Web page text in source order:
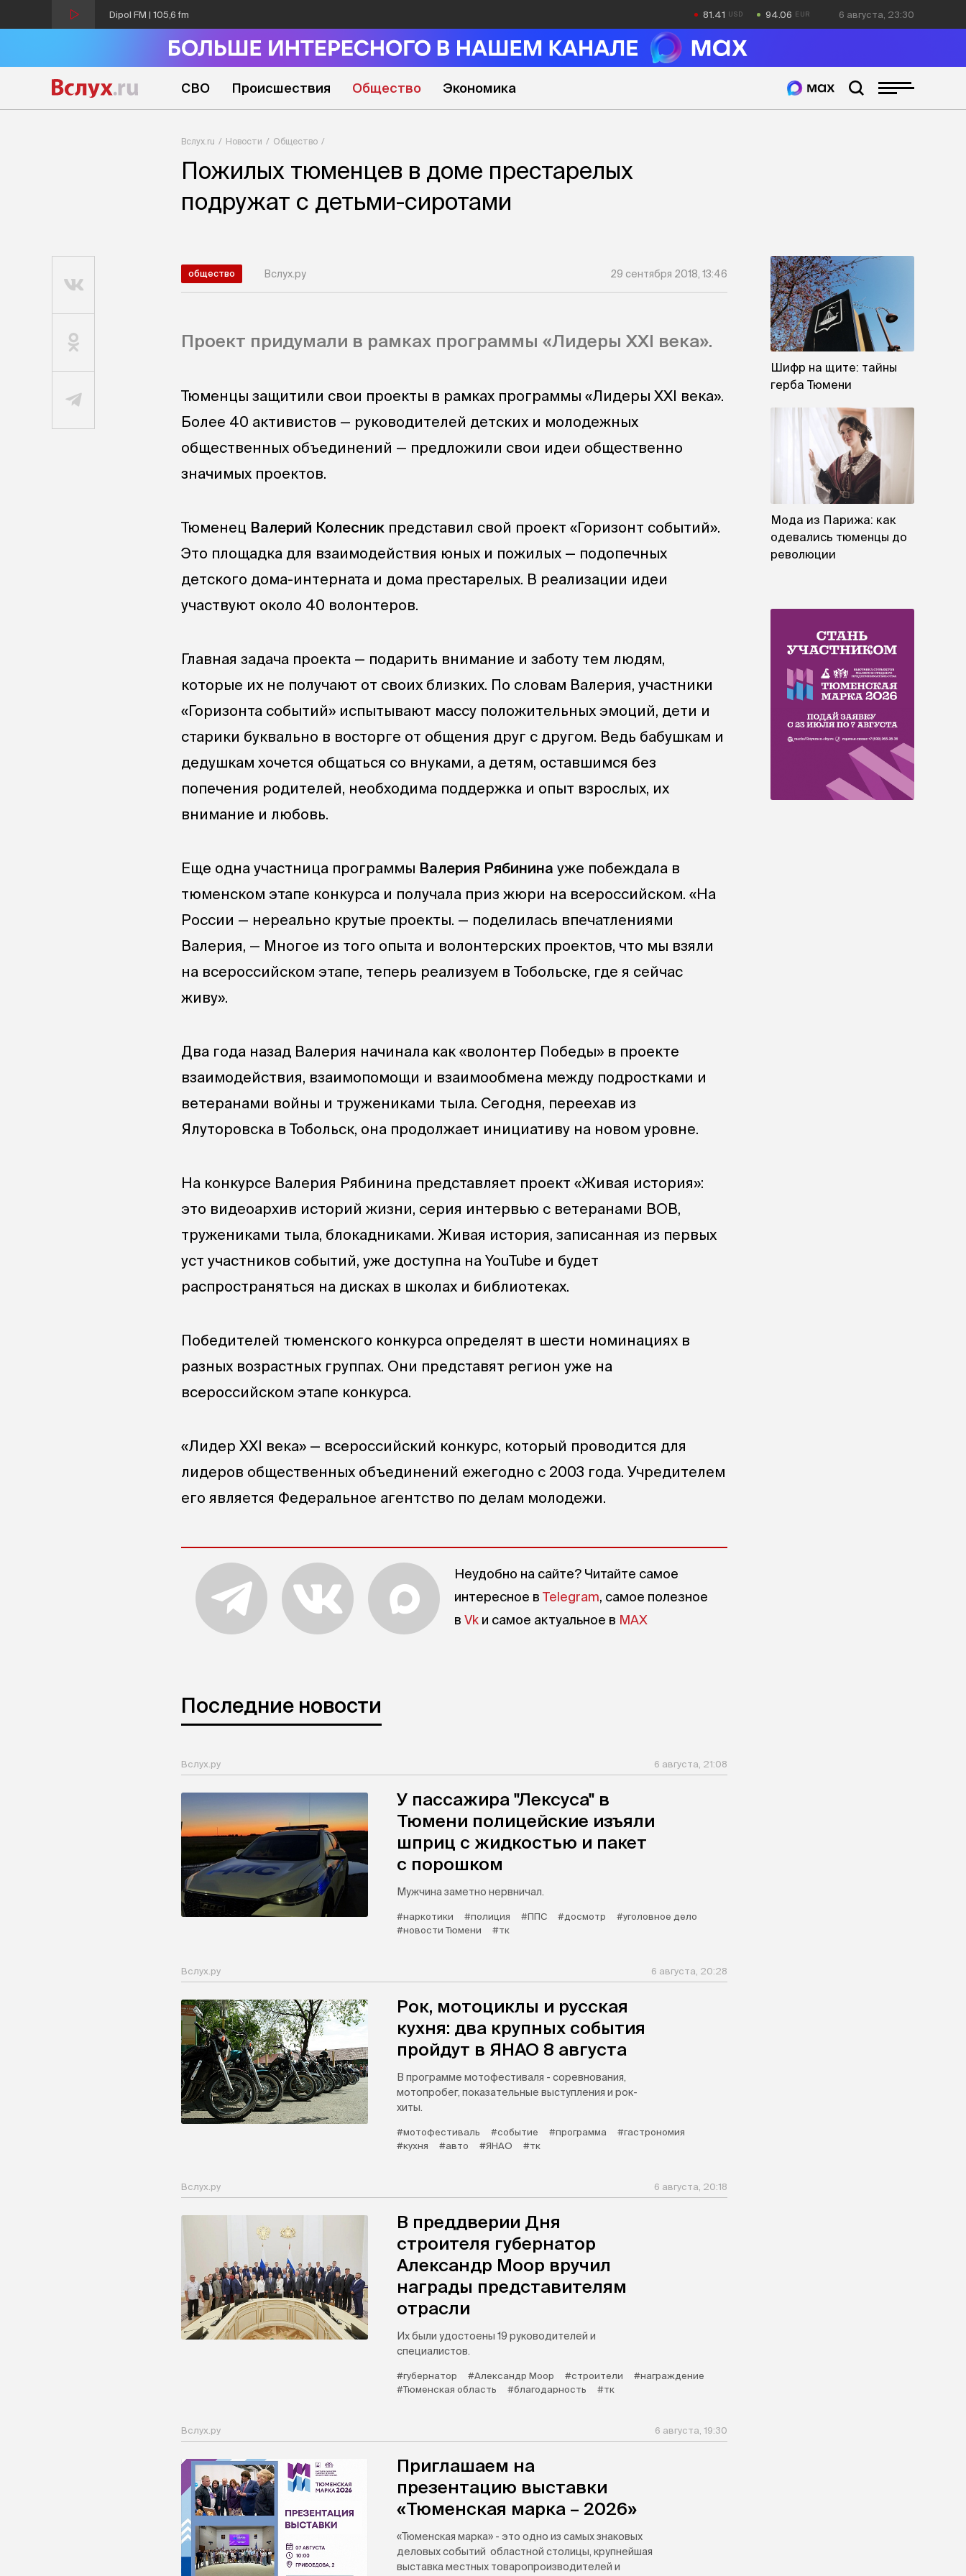
Dipol FM | 105,6 fm 81.41 94.06 6 августа, 23:30
СВО Происшествия Общество Экономика
Вслух.ru Новости Общество
Пожилых тюменцев в доме престарелых
подружат с детьми-сиротами
общество Вслух.ру 29 сентября 2018, 13:46
Проект придумали в рамках программы «Лидеры XXI века».
Тюменцы защитили свои проекты в рамках программы «Лидеры XXI века».
Более 40 активистов — руководителей детских и молодежных
общественных объединений — предложили свои идеи общественно
значимых проектов.
Тюменец Валерий Колесник представил свой проект «Горизонт событий».
Это площадка для взаимодействия юных и пожилых — подопечных
детского дома-интерната и дома престарелых. В реализации идеи
участвуют около 40 волонтеров.
Главная задача проекта — подарить внимание и заботу тем людям,
которые их не получают от своих близких. По словам Валерия, участники
«Горизонта событий» испытывают массу положительных эмоций, дети и
старики буквально в восторге от общения друг с другом. Ведь бабушкам и
дедушкам хочется общаться со внуками, а детям, оставшимся без
попечения родителей, необходима поддержка и опыт взрослых, их
внимание и любовь.
Еще одна участница программы Валерия Рябинина уже побеждала в
тюменском этапе конкурса и получала приз жюри на всероссийском. «На
России — нереально крутые проекты. — поделилась впечатлениями
Валерия, — Многое из того опыта и волонтерских проектов, что мы взяли
на всероссийском этапе, теперь реализуем в Тобольске, где я сейчас
живу».
Два года назад Валерия начинала как «волонтер Победы» в проекте
взаимодействия, взаимопомощи и взаимообмена между подростками и
ветеранами войны и тружениками тыла. Сегодня, переехав из
Ялуторовска в Тобольск, она продолжает инициативу на новом уровне.
На конкурсе Валерия Рябинина представляет проект «Живая история»:
это видеоархив историй жизни, серия интервью с ветеранами ВОВ,
тружениками тыла, блокадниками. Живая история, записанная из первых
уст участников событий, уже доступна на YouTube и будет
распространяться на дисках в школах и библиотеках.
Победителей тюменского конкурса определят в шести номинациях в
разных возрастных группах. Они представят регион уже на
всероссийском этапе конкурса.
«Лидер XXI века» — всероссийский конкурс, который проводится для
лидеров общественных объединений ежегодно с 2003 года. Учредителем
его является Федеральное агентство по делам молодежи.
Неудобно на сайте? Читайте самое
интересное в Telegram, самое полезное
в Vk и самое актуальное в MAX
Последние новости
Вслух.ру 6 августа, 21:08
У пассажира "Лексуса" в
Тюмени полицейские изъяли
шприц с жидкостью и пакет
с порошком
Мужчина заметно нервничал.
#наркотики #полиция #ППС #досмотр
#уголовное дело
#новости Тюмени
#тк
Вслух.ру 6 августа, 20:28
Рок, мотоциклы и русская
кухня: два крупных события
пройдут в ЯНАО 8 августа
В программе мотофестиваля - соревнования,
мотопробег, показательные выступления и рок-
хиты.
#мотофестиваль #событие #программа
#гастрономия
#кухня
#авто #ЯНАО #тк
Вслух.ру 6 августа, 20:18
В преддверии Дня
строителя губернатор
Александр Моор вручил
награды представителям
отрасли
Их были удостоены 19 руководителей и
специалистов.
#губернатор #Александр Моор #строители
#награждение
#Тюменская область
#благодарность #тк
Вслух.ру 6 августа, 19:30
Приглашаем на
презентацию выставки
«Тюменская марка – 2026»
«Тюменская марка» - это одно из самых знаковых
деловых событий областной столицы, крупнейшая
выставка местных товаропроизводителей и
Шифр на щите: тайны
герба Тюмени
Мода из Парижа: как
одевались тюменцы до
революции